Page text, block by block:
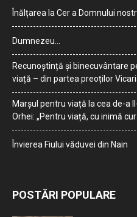
Înălțarea la Cer a Domnului
Dumnezeu…
Recunoștință și binecuvântare
viață – din partea preoților
Marșul pentru viață la cea de-a
Orhei: „Pentru viață, cu inimă
Învierea Fiului văduvei din Nain
POSTĂRI POPULARE